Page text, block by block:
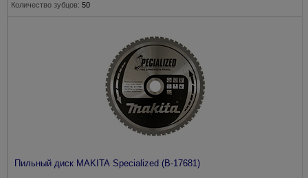
Количество зубцов: 50
Пильный диск MAKITA Specialized (B-17681)